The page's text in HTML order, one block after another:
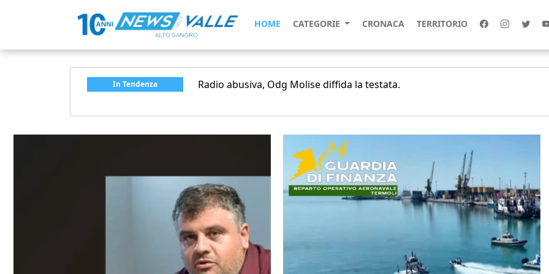
HOME CATEGORIE CRONACA TERRITORIO
In Tendenza
match termina 2 a 1 per il Napoli. Radio abusiva, Odg Molise diffida la testata.